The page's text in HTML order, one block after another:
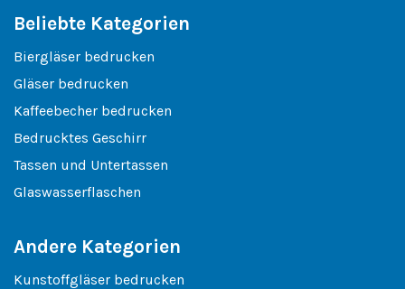
Beliebte Kategorien
Biergläser bedrucken
Gläser bedrucken
Kaffeebecher bedrucken
Bedrucktes Geschirr
Tassen und Untertassen
Glaswasserflaschen
Andere Kategorien
Kunstoffgläser bedrucken